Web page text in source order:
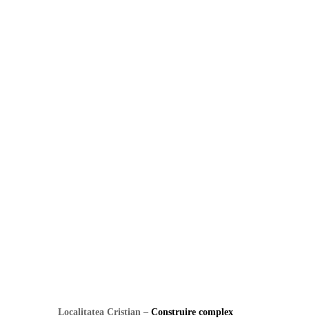
Localitatea Cristian – Construire complex